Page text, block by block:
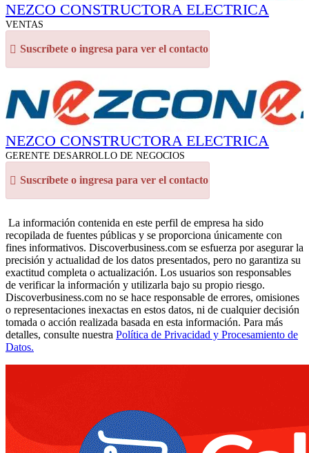
NEZCO CONSTRUCTORA ELECTRICA
VENTAS
Suscríbete o ingresa para ver el contacto
NEZCO CONSTRUCTORA ELECTRICA
GERENTE DESARROLLO DE NEGOCIOS
Suscríbete o ingresa para ver el contacto
La información contenida en este perfil de empresa ha sido
recopilada de fuentes públicas y se proporciona únicamente con
fines informativos. Discoverbusiness.com se esfuerza por asegurar la
precisión y actualidad de los datos presentados, pero no garantiza su
exactitud completa o actualización. Los usuarios son responsables
de verificar la información y utilizarla bajo su propio riesgo.
Discoverbusiness.com no se hace responsable de errores, omisiones
o representaciones inexactas en estos datos, ni de cualquier decisión
tomada o acción realizada basada en esta información. Para más
detalles, consulte nuestra Política de Privacidad y Procesamiento de
Datos.